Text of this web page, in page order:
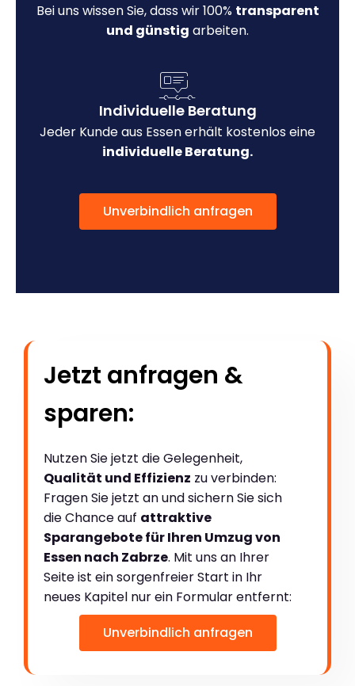
Bei uns wissen Sie, dass wir 100% transparent
und günstig arbeiten.
Individuelle Beratung
Jeder Kunde aus Essen erhält kostenlos eine
individuelle Beratung.
Unverbindlich anfragen
Jetzt anfragen &
sparen:
Nutzen Sie jetzt die Gelegenheit,
Qualität und Effizienz zu verbinden:
Fragen Sie jetzt an und sichern Sie sich
die Chance auf attraktive
Sparangebote für Ihren Umzug von
Essen nach Zabrze. Mit uns an Ihrer
Seite ist ein sorgenfreier Start in Ihr
neues Kapitel nur ein Formular entfernt:
Unverbindlich anfragen